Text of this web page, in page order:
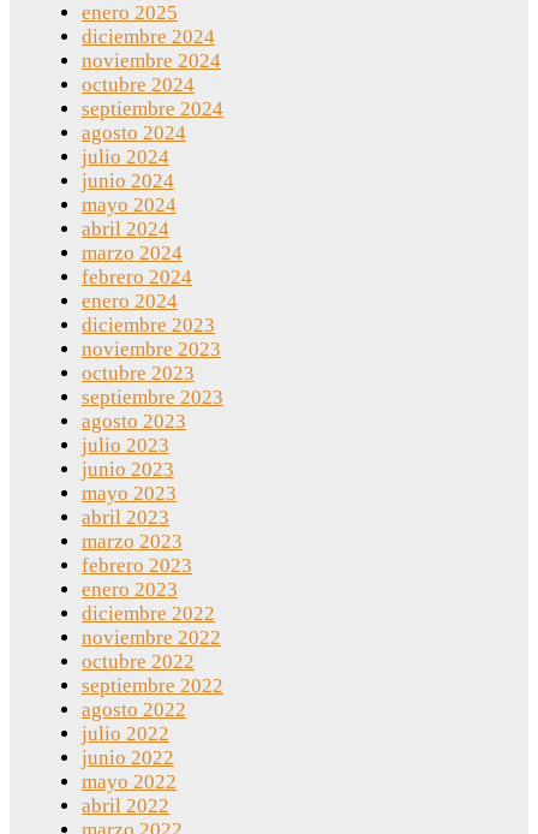
enero 2025
diciembre 2024
noviembre 2024
octubre 2024
septiembre 2024
agosto 2024
julio 2024
junio 2024
mayo 2024
abril 2024
marzo 2024
febrero 2024
enero 2024
diciembre 2023
noviembre 2023
octubre 2023
septiembre 2023
agosto 2023
julio 2023
junio 2023
mayo 2023
abril 2023
marzo 2023
febrero 2023
enero 2023
diciembre 2022
noviembre 2022
octubre 2022
septiembre 2022
agosto 2022
julio 2022
junio 2022
mayo 2022
abril 2022